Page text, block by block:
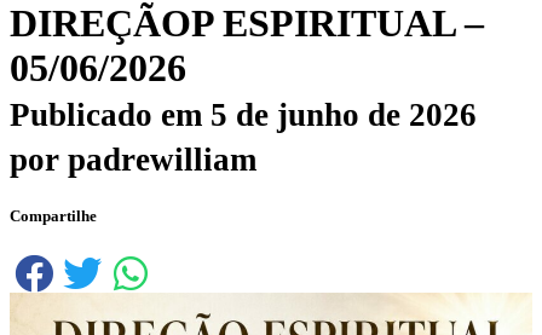
DIREÇÃOP ESPIRITUAL –
05/06/2026
Publicado em 5 de junho de 2026
por padrewilliam
Compartilhe